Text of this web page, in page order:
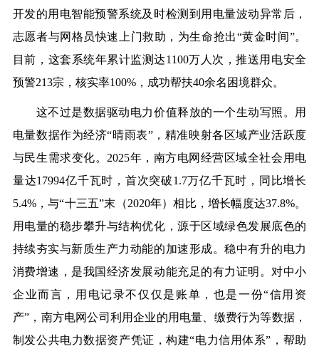
开发的用电智能预警系统及时检测到用电量波动异常后，
志愿者与网格员快速上门救助，为生命抢出“黄金时间”。
目前，这套系统年累计监测达1100万人次，推送用电安全
预警213宗，核实率100%，成功帮扶40余名困境群众。
这不过是数据驱动电力价值释放的一个生动写照。用
电量数据作为经济“晴雨表”，精准映射各区域产业活跃度
与民生需求变化。2025年，南方电网经营区域全社会用电
量达17994亿千瓦时，首次突破1.7万亿千瓦时，同比增长
5.4%，与“十三五”末（2020年）相比，增长幅度达37.8%。
用电量的稳步攀升与结构优化，源于区域绿色发展底色的
持续夯实与新质生产力动能的加速形成。稳中有升的电力
消费增速，是我国经济发展动能充足的有力证明。对中小
企业而言，用电记录不仅仅是账单，也是一份“信用资
产”，南方电网公司利用企业的用电量、缴费行为等数据，
制发公共电力数据资产凭证，构建“电力信用体系”，帮助